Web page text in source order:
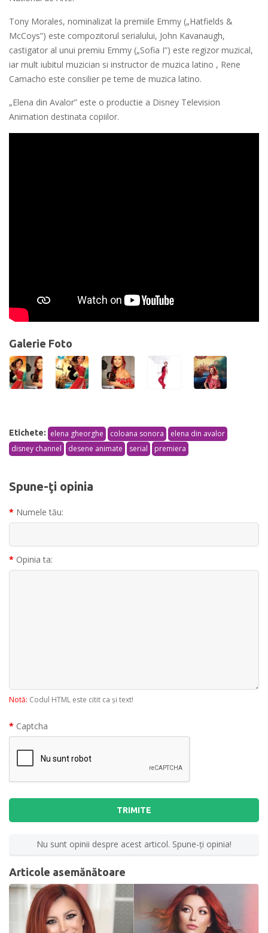
Tony Morales, nominalizat la premiile Emmy („Hatfields &
McCoys”) este compozitorul serialului, John Kavanaugh,
castigator al unui premiu Emmy („Sofia I”) este regizor muzical,
iar mult iubitul muzician si instructor de muzica latino , Rene
Camacho este consilier pe teme de muzica latino.
„Elena din Avalor” este o productie a Disney Television
Animation destinata copiilor.
Galerie Foto
Etichete: elena gheorghe coloana sonora
elena din avalor
disney channel
desene animate serial premiera
Spune-ţi opinia
Numele tău:
Opinia ta:
Notă: Codul HTML este citit ca şi text!
Captcha
TRIMITE
Nu sunt opinii despre acest articol. Spune-ţi opinia!
Articole asemănătoare